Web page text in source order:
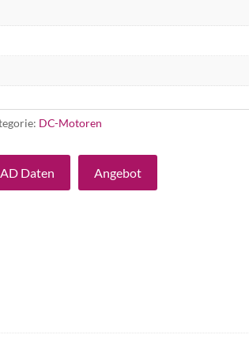
DC-Motoren
Daten Angebot